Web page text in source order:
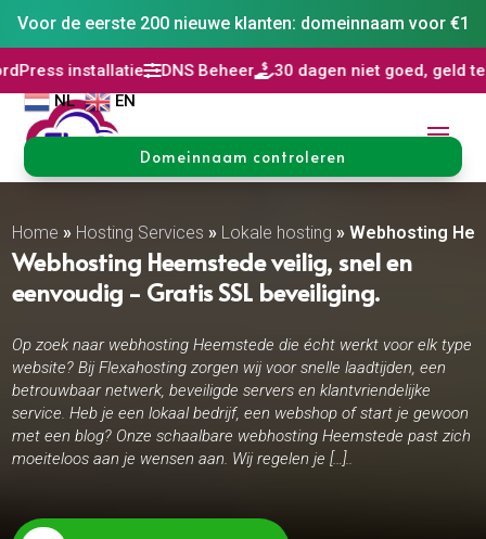
Voor de eerste 200 nieuwe klanten: domeinnaam voor €1
DNS Beheer30 dagen niet goed, geld terugAI
NL
EN
Domeinnaam controleren
Home » Hosting Services » Lokale hosting »Webhosting
Webhosting Heemstede veilig, snel en
eenvoudig - Gratis SSL beveiliging.
Op zoek naar webhosting Heemstede die écht werkt voor elk type
website? Bij Flexahosting zorgen wij voor snelle laadtijden, een
betrouwbaar netwerk, beveiligde servers en klantvriendelijke
service. Heb je een lokaal bedrijf, een webshop of start je gewoon
met een blog? Onze schaalbare webhosting Heemstede past zich
moeiteloos aan je wensen aan. Wij regelen je […]..